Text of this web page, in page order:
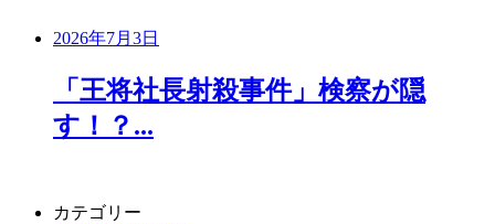
2026年7月3日
「王将社長射殺事件」検察が隠
す！？...
カテゴリー